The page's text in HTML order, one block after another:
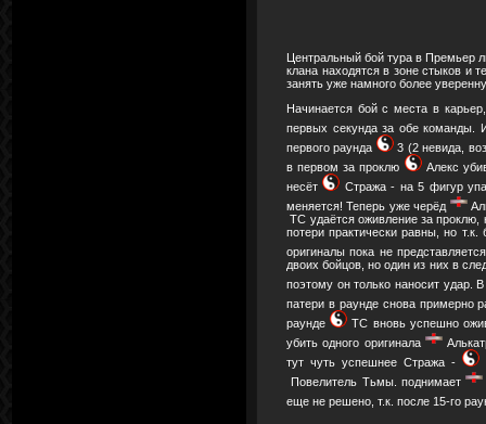
Центральный бой тура в Премьер
клана находятся в зоне стыков и
занять уже намного более
Начинается бой с места в
первых секунда за обе команды.
первого раунда
3 (2 невида,
в первом за проклю
Алекс
несёт
Стража - на 5 фигур
меняется! Теперь уже черёд
ТС удаётся оживление за
потери практически равны, но
оригиналы пока не
двоих бойцов, но один из них в
поэтому он только наносит
патери в раунде снова примерно
раунде
ТС вновь успешно
убить одного оригинала
тут чуть успешнее Стража -
Повелитель Тьмы. поднимает
еще не решено, т.к. после 15-го